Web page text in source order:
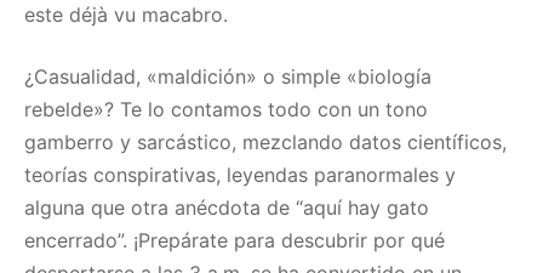
este déjà vu macabro.
¿Casualidad, «maldición» o simple «biología
rebelde»? Te lo contamos todo con un tono
gamberro y sarcástico, mezclando datos científicos,
teorías conspirativas, leyendas paranormales y
alguna que otra anécdota de “aquí hay gato
encerrado”. ¡Prepárate para descubrir por qué